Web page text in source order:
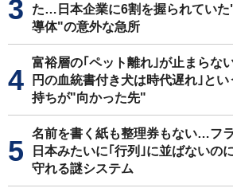
た…日本企業に6割を握られてい
導体"の意外な急所
富裕層の｢ペット離れ｣が止まらな
円の血統書付き犬は時代遅れ｣と
持ちが"向かった先"
名前を書く紙も整理券もない…フ
日本みたいに｢行列｣に並ばないの
守れる謎システム